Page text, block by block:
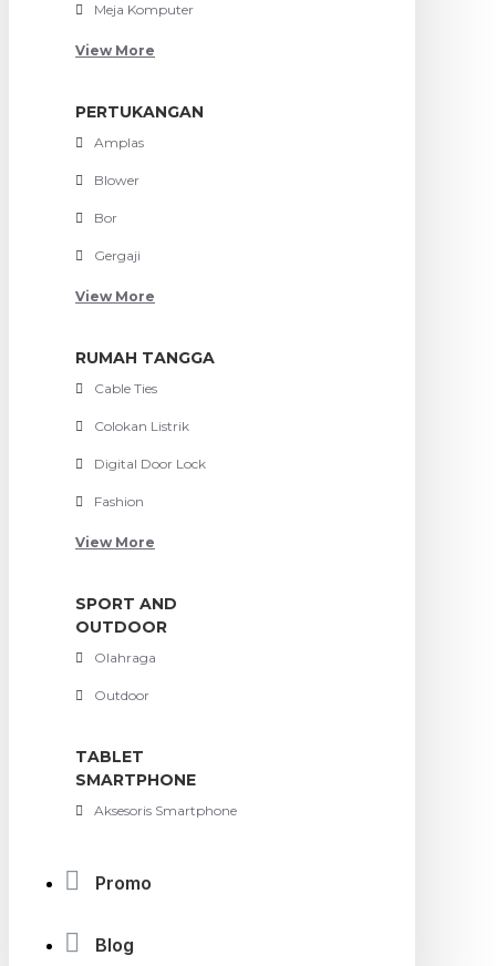
Meja Komputer
View More
PERTUKANGAN
Amplas
Blower
Bor
Gergaji
View More
RUMAH TANGGA
Cable Ties
Colokan Listrik
Digital Door Lock
Fashion
View More
SPORT AND
OUTDOOR
Olahraga
Outdoor
TABLET
SMARTPHONE
Aksesoris Smartphone
Promo
Blog